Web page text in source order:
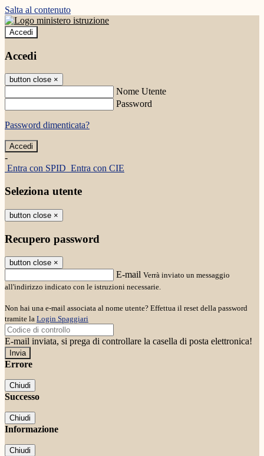
Salta al contenuto
Accedi
Accedi
button close ×
Nome Utente
Password
Password dimenticata?
-
Entra con SPID Entra con CIE
Seleziona utente
button close ×
Recupero password
button close ×
E-mail Verrà inviato un messaggio
all'indirizzo indicato con le istruzioni necessarie.
Non hai una e-mail associata al nome utente? Effettua il reset della password
tramite la Login Spaggiari
E-mail inviata, si prega di controllare la casella di posta elettronica!
Errore
Chiudi
Successo
Chiudi
Informazione
Chiudi